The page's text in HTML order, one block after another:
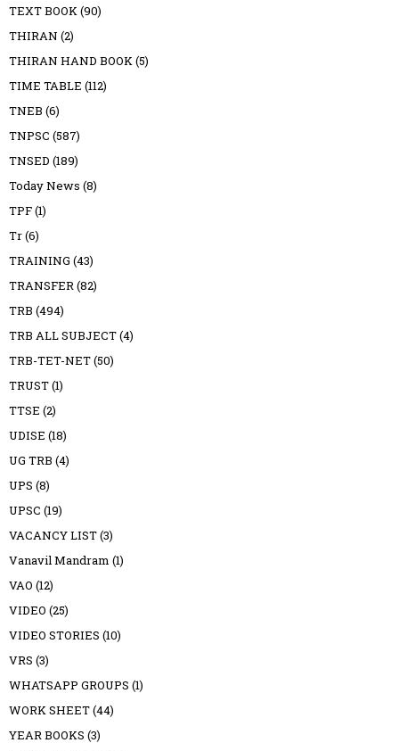
TEXT BOOK(90)
THIRAN (2)
THIRAN HAND BOOK(5)
TIME TABLE (112)
TNEB (6)
TNPSC (587)
TNSED (189)
Today News (8)
TPF(1)
Tr(6)
TRAINING (43)
TRANSFER(82)
TRB (494)
TRB ALL SUBJECT(4)
TRB-TET-NET(50)
TRUST(1)
TTSE (2)
UDISE (18)
UG TRB (4)
UPS (8)
UPSC (19)
VACANCY LIST(3)
Vanavil Mandram (1)
VAO (12)
VIDEO (25)
VIDEO STORIES (10)
VRS (3)
WHATSAPP GROUPS (1)
WORK SHEET(44)
YEAR BOOKS (3)